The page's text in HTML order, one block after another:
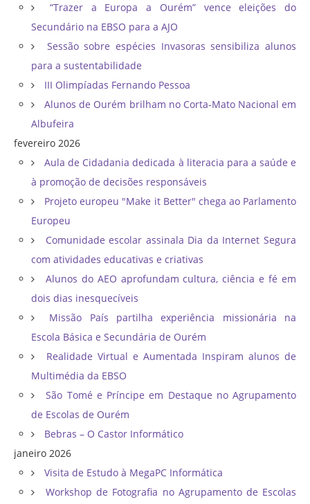
“Trazer a Europa a Ourém” vence eleições do
Secundário na EBSO para a AJO
Sessão sobre espécies Invasoras sensibiliza alunos
para a sustentabilidade
III Olimpíadas Fernando Pessoa
Alunos de Ourém brilham no Corta-Mato Nacional em
Albufeira
fevereiro 2026
Aula de Cidadania dedicada à literacia para a saúde e
à promoção de decisões responsáveis
Projeto europeu "Make it Better" chega ao Parlamento
Europeu
Comunidade escolar assinala Dia da Internet Segura
com atividades educativas e criativas
Alunos do AEO aprofundam cultura, ciência e fé em
dois dias inesquecíveis
Missão País partilha experiência missionária na
Escola Básica e Secundária de Ourém
Realidade Virtual e Aumentada Inspiram alunos de
Multimédia da EBSO
São Tomé e Príncipe em Destaque no Agrupamento
de Escolas de Ourém
Bebras – O Castor Informático
janeiro 2026
Visita de Estudo à MegaPC Informática
Workshop de Fotografia no Agrupamento de Escolas